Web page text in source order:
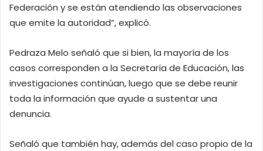
Federación y se están atendiendo las observaciones
que emite la autoridad”, explicó.
Pedraza Melo señaló que si bien, la mayoría de los
casos corresponden a la Secretaría de Educación, las
investigaciones continúan, luego que se debe reunir
toda la información que ayude a sustentar una
denuncia.
Señaló que también hay, además del caso propio de la